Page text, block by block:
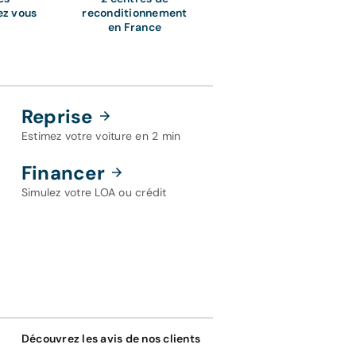
vous
reconditionnement
en France
Reprise
Estimez votre voiture en 2 min
Financer
Simulez votre LOA ou crédit
Découvrez les avis de nos clients